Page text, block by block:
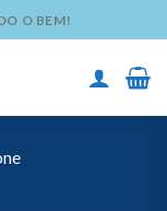
O BEM!